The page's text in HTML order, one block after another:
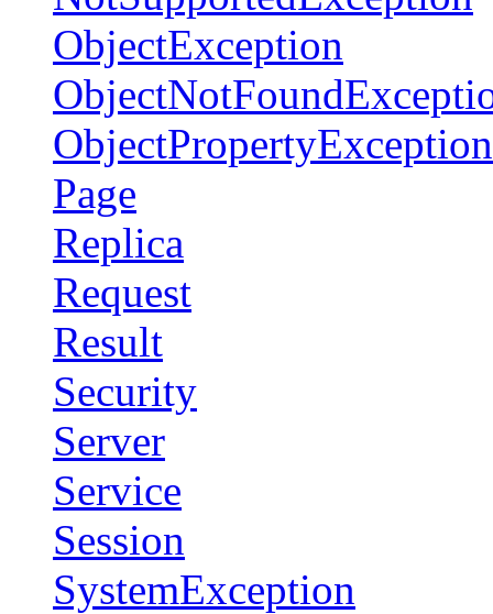
ObjectException
ObjectPropertyException
Page
Replica
Request
Result
Security
Server
Service
Session
SystemException